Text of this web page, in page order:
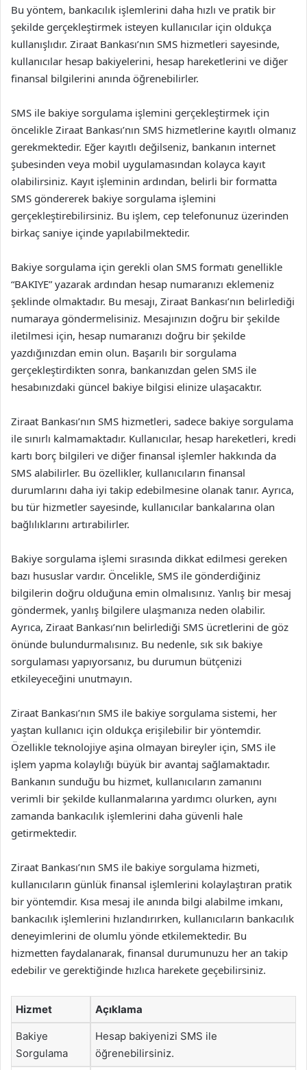
Bu yöntem, bankacılık işlemlerini daha hızlı ve pratik bir
şekilde gerçekleştirmek isteyen kullanıcılar için oldukça
kullanışlıdır. Ziraat Bankası’nın SMS hizmetleri sayesinde,
kullanıcılar hesap bakiyelerini, hesap hareketlerini ve diğer
finansal bilgilerini anında öğrenebilirler.
SMS ile bakiye sorgulama işlemini gerçekleştirmek için
öncelikle Ziraat Bankası’nın SMS hizmetlerine kayıtlı olmanız
gerekmektedir. Eğer kayıtlı değilseniz, bankanın internet
şubesinden veya mobil uygulamasından kolayca kayıt
olabilirsiniz. Kayıt işleminin ardından, belirli bir formatta
SMS göndererek bakiye sorgulama işlemini
gerçekleştirebilirsiniz. Bu işlem, cep telefonunuz üzerinden
birkaç saniye içinde yapılabilmektedir.
Bakiye sorgulama için gerekli olan SMS formatı genellikle
“BAKIYE” yazarak ardından hesap numaranızı eklemeniz
şeklinde olmaktadır. Bu mesajı, Ziraat Bankası’nın belirlediği
numaraya göndermelisiniz. Mesajınızın doğru bir şekilde
iletilmesi için, hesap numaranızı doğru bir şekilde
yazdığınızdan emin olun. Başarılı bir sorgulama
gerçekleştirdikten sonra, bankanızdan gelen SMS ile
hesabınızdaki güncel bakiye bilgisi elinize ulaşacaktır.
Ziraat Bankası’nın SMS hizmetleri, sadece bakiye sorgulama
ile sınırlı kalmamaktadır. Kullanıcılar, hesap hareketleri, kredi
kartı borç bilgileri ve diğer finansal işlemler hakkında da
SMS alabilirler. Bu özellikler, kullanıcıların finansal
durumlarını daha iyi takip edebilmesine olanak tanır. Ayrıca,
bu tür hizmetler sayesinde, kullanıcılar bankalarına olan
bağlılıklarını artırabilirler.
Bakiye sorgulama işlemi sırasında dikkat edilmesi gereken
bazı hususlar vardır. Öncelikle, SMS ile gönderdiğiniz
bilgilerin doğru olduğuna emin olmalısınız. Yanlış bir mesaj
göndermek, yanlış bilgilere ulaşmanıza neden olabilir.
Ayrıca, Ziraat Bankası’nın belirlediği SMS ücretlerini de göz
önünde bulundurmalısınız. Bu nedenle, sık sık bakiye
sorgulaması yapıyorsanız, bu durumun bütçenizi
etkileyeceğini unutmayın.
Ziraat Bankası’nın SMS ile bakiye sorgulama sistemi, her
yaştan kullanıcı için oldukça erişilebilir bir yöntemdir.
Özellikle teknolojiye aşina olmayan bireyler için, SMS ile
işlem yapma kolaylığı büyük bir avantaj sağlamaktadır.
Bankanın sunduğu bu hizmet, kullanıcıların zamanını
verimli bir şekilde kullanmalarına yardımcı olurken, aynı
zamanda bankacılık işlemlerini daha güvenli hale
getirmektedir.
Ziraat Bankası’nın SMS ile bakiye sorgulama hizmeti,
kullanıcıların günlük finansal işlemlerini kolaylaştıran pratik
bir yöntemdir. Kısa mesaj ile anında bilgi alabilme imkanı,
bankacılık işlemlerini hızlandırırken, kullanıcıların bankacılık
deneyimlerini de olumlu yönde etkilemektedir. Bu
hizmetten faydalanarak, finansal durumunuzu her an takip
edebilir ve gerektiğinde hızlıca harekete geçebilirsiniz.
Hizmet Açıklama
Bakiye
Sorgulama
Hesap bakiyenizi SMS ile
öğrenebilirsiniz.